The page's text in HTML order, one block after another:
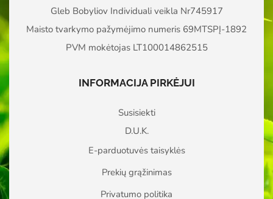
Gleb Bobyliov Individuali veikla Nr745917
Maisto tvarkymo pažymėjimo numeris 69MTSPĮ-1892
PVM mokėtojas LT100014862515
INFORMACIJA PIRKĖJUI
Susisiekti
D.U.K.
E-parduotuvės taisyklės
Prekių grąžinimas
Privatumo politika